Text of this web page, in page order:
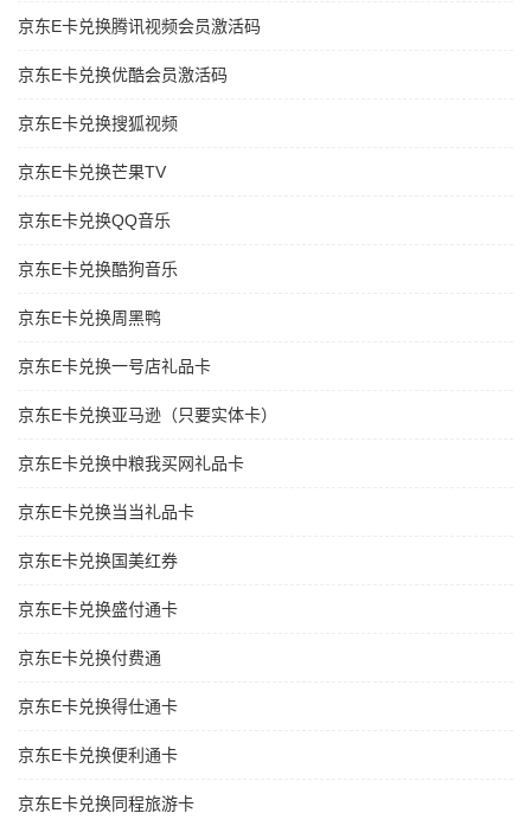
京东E卡兑换腾讯视频会员激活码
京东E卡兑换优酷会员激活码
京东E卡兑换搜狐视频
京东E卡兑换芒果TV
京东E卡兑换QQ音乐
京东E卡兑换酷狗音乐
京东E卡兑换周黑鸭
京东E卡兑换一号店礼品卡
京东E卡兑换亚马逊（只要实体卡）
京东E卡兑换中粮我买网礼品卡
京东E卡兑换当当礼品卡
京东E卡兑换国美红券
京东E卡兑换盛付通卡
京东E卡兑换付费通
京东E卡兑换得仕通卡
京东E卡兑换便利通卡
京东E卡兑换同程旅游卡